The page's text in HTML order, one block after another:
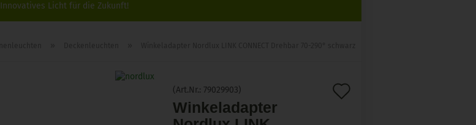
Passwort vergessen?
Innovatives Licht für die Zukunft!
(Art.Nr.: 79029903)
Winkeladapter